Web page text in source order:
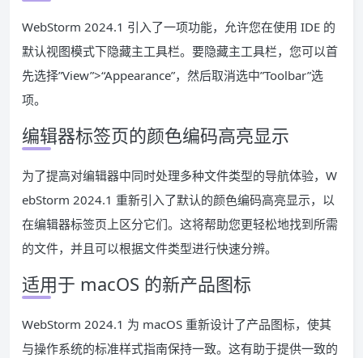
WebStorm 2024.1 引入了一项功能，允许您在使用 IDE 的
默认视图模式下隐藏主工具栏。要隐藏主工具栏，您可以首
先选择”View”>“Appearance”，然后取消选中”Toolbar”选
项。
编辑器标签页的颜色编码高亮显示
为了提高对编辑器中同时处理多种文件类型的导航体验，W
ebStorm 2024.1 重新引入了默认的颜色编码高亮显示，以
在编辑器标签页上区分它们。这将帮助您更轻松地找到所需
的文件，并且可以根据文件类型进行快速分辨。
适用于 macOS 的新产品图标
WebStorm 2024.1 为 macOS 重新设计了产品图标，使其
与操作系统的标准样式指南保持一致。这有助于提供一致的